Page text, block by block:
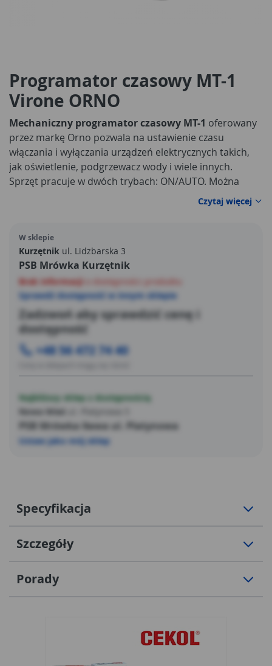
Programator czasowy MT-1
Virone ORNO
Mechaniczny programator czasowy MT-1 oferowany
przez markę Orno pozwala na ustawienie czasu
włączania i wyłączania urządzeń elektrycznych takich,
jak oświetlenie, podgrzewacz wody i wiele innych.
Sprzęt pracuje w dwóch trybach: ON/AUTO. Można
wykorzystać go również do włączania i wyłączania
oszczędzaniu energii oraz sprawnym zarządzaniu
urządzeniami elektrycznymi znajdującymi się w każdym
domu. Minimalny czas włączenia lub wyłączenia
urządzeń to 15 minut.
Czytaj więcej
W sklepie
Kurzętnik ul. Lidzbarska 3
PSB Mrówka Kurzętnik
Brak informacji
Sprawdź dostępność w innym sklepie
Zadzwoń aby sprawdzić cenę i
dostępność
+48 56 472 74 40
Najbliższy sklep z dostępnością
Nowa Wieś
PSB Mrówka Iława ul. Platynowa
Ustaw jako mój sklep
Specyfikacja
Szczegóły
Porady